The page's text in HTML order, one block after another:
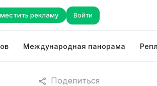
рекламу Войти
Международная панорама
Поделиться